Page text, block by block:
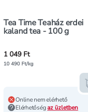
Tea Time Teaház erdei
kaland tea - 100 g
1 049 Ft
10 490 Ft/kg
Online nem elérhető
Elérhetőségaz üzletben